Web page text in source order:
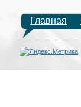
Главная